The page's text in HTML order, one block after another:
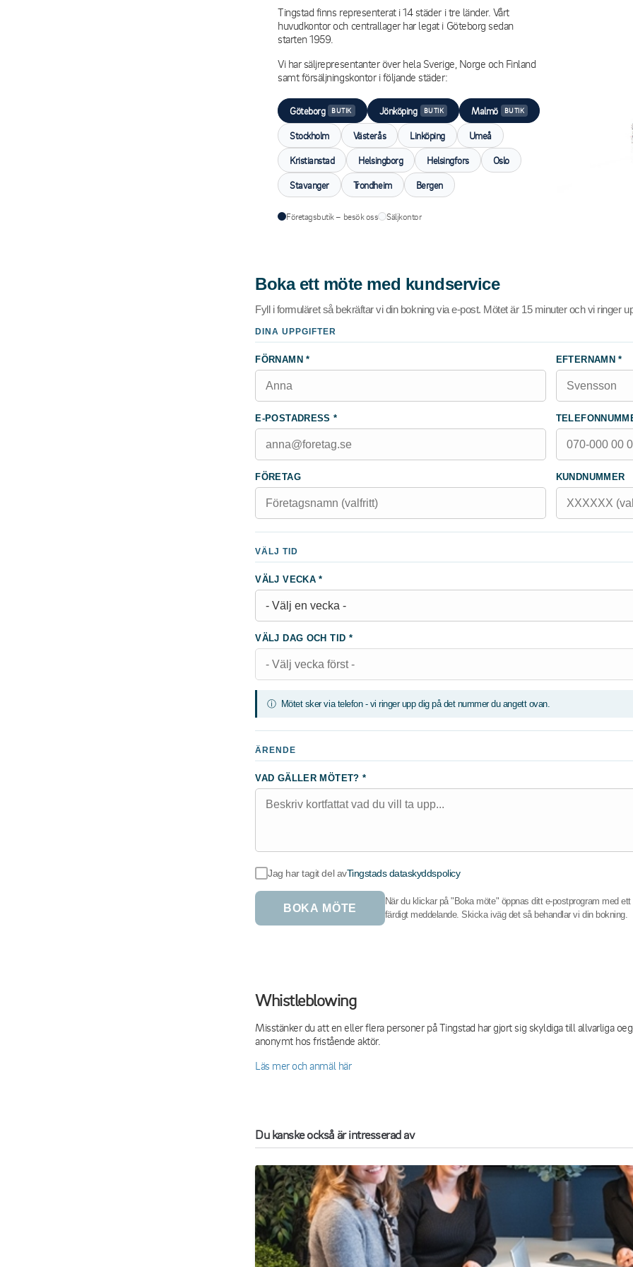
Tingstad finns representerat i 14 städer i tre länder. Vårt
huvudkontor och centrallager har legat i Göteborg sedan
starten 1959.
Vi har säljrepresentanter över hela Sverige, Norge och Finland
samt försäljningskontor i följande städer:
Göteborg BUTIK Jönköping BUTIK Malmö BUTIK
Stockholm Västerås Linköping Umeå
Kristianstad Helsingborg Helsingfors Oslo
Stavanger Trondheim Bergen
Företagsbutik – besök oss Säljkontor
Boka ett möte med kundservice
Fyll i formuläret så bekräftar vi din bokning via e-post. Mötet är 15 minuter och vi ringer
DINA UPPGIFTER
FÖRNAMN * EFTERNAMN *
E-POSTADRESS *
FÖRETAG KUNDNUMMER
VÄLJ TID
VÄLJ VECKA *
VÄLJ DAG OCH TID *
ⓘ Mötet sker via telefon - vi ringer upp dig på det nummer du angett ovan.
ÄRENDE
VAD GÄLLER MÖTET? *
Jag har tagit del avTingstads dataskyddspolicy
BOKA MÖTE
När du klickar på "Boka möte" öppnas ditt e-postprogram med ett
färdigt meddelande. Skicka iväg det så behandlar vi din bokning.
Whistleblowing
Misstänker du att en eller flera personer på Tingstad har gjort sig skyldiga till allvarliga
anonymt hos fristående aktör.
Läs mer och anmäl här
Du kanske också är intresserad av